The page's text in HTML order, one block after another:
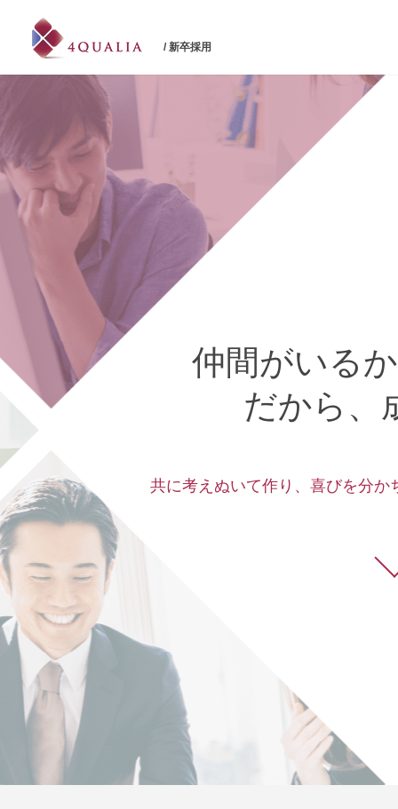
/ 新卒採用
仲間がいる
だから、
共に考えぬいて作り、 喜びを分か